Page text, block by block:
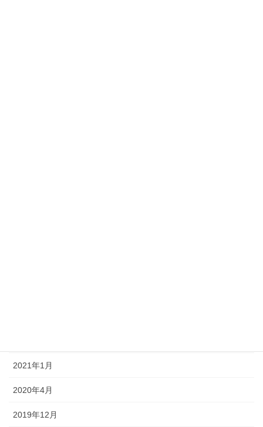
2021年1月
2020年4月
2019年12月